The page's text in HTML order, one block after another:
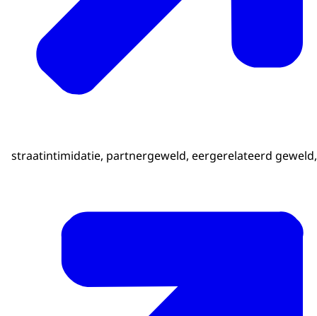
straatintimidatie, partnergeweld, eergerelateerd